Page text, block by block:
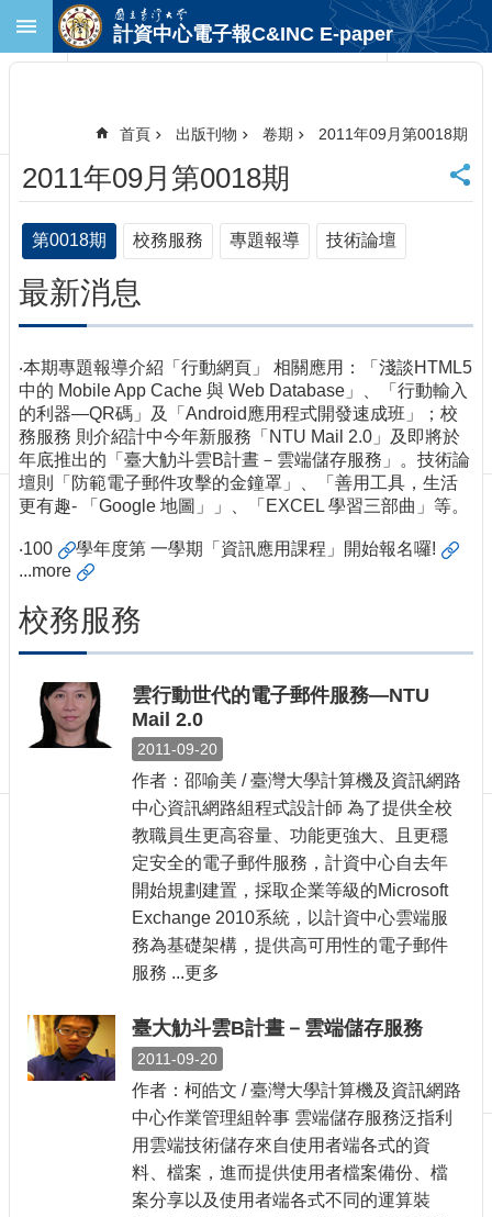
跳到主要內容區塊
首
頁
臺
大
首
頁
計
首
頁
聯
絡
資
訊
閱/
取
網
站
覽
物
校
計資中心電子報C&INC E-paper
首頁 出版刊物 卷期 2011年09月第0018期
2011年09月第0018期
第0018期 校務服務 專題報導 技術論壇
最新消息
‧本期專題報導介紹「行動網頁」 相關應用：「淺談HTML5
中的 Mobile App Cache 與 Web Database」、「行動輸入
的利器—QR碼」及「Android應用程式開發速成班」；校
務服務 則介紹計中今年新服務「NTU Mail 2.0」及即將於
年底推出的「臺大觔斗雲B計晝－雲端儲存服務」。技術論
壇則「防範電子郵件攻擊的金鐘罩」、「善用工具，生活
更有趣- 「Google 地圖」」、「EXCEL 學習三部曲」等。
‧100
學年度第 一學期「資訊應用課程」開始報名囉!
...more
校務服務
雲行動世代的電子郵件服務—NTU
Mail 2.0
2011-09-20
作者：邵喻美 / 臺灣大學計算機及資訊網路
中心資訊網路組程式設計師 為了提供全校
教職員生更高容量、功能更強大、且更穩
定安全的電子郵件服務，計資中心自去年
開始規劃建置，採取企業等級的Microsoft
Exchange 2010系統，以計資中心雲端服
務為基礎架構，提供高可用性的電子郵件
服務 ...更多
臺大觔斗雲B計晝－雲端儲存服務
2011-09-20
作者：柯皓文 / 臺灣大學計算機及資訊網路
中心作業管理組幹事 雲端儲存服務泛指利
用雲端技術儲存來自使用者端各式的資
料、檔案，進而提供使用者檔案備份、檔
案分享以及使用者端各式不同的運算裝